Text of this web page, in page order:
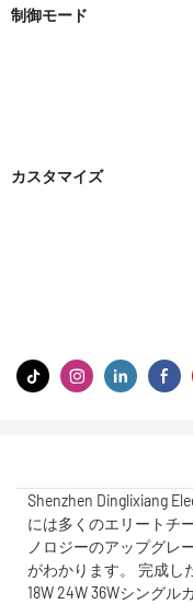
制御モード
カスタマイズ
Shenzhen Dinglixiang
には多くのエリートチ
ノロジーのアップグレ
がわかります。 完成し
18W 24W 36Wシング